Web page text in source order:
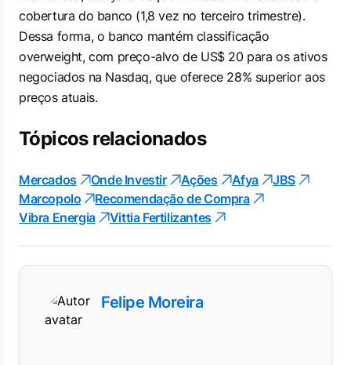
cobertura do banco (1,8 vez no terceiro trimestre).
Dessa forma, o banco mantém classificação
overweight, com preço-alvo de US$ 20 para os ativos
negociados na Nasdaq, que oferece 28% superior aos
preços atuais.
Tópicos relacionados
Mercados Onde Investir Ações Afya
JBS
Marcopolo
Recomendação de Compra
Vibra Energia
Vittia Fertilizantes
Felipe Moreira